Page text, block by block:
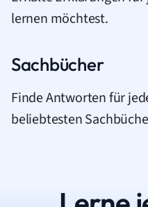
lernen möchtest.
Sachbücher
Finde Antworten für
beliebtesten